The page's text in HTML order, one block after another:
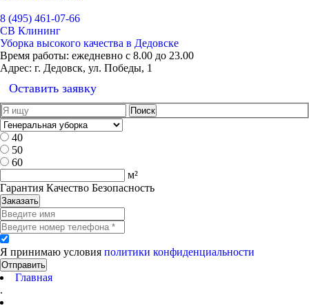
8 (495) 461-07-66
СВ Клининг
Уборка высокого качества в Дедовске
Время работы: ежедневно с 8.00 до 23.00
Адрес: г. Дедовск, ул. Победы, 1
Оставить заявку
40
50
60
м²
Гарантия Качество Безопасность
Заказать
Я принимаю условия политики конфиденциальности
Отправить
Главная
.